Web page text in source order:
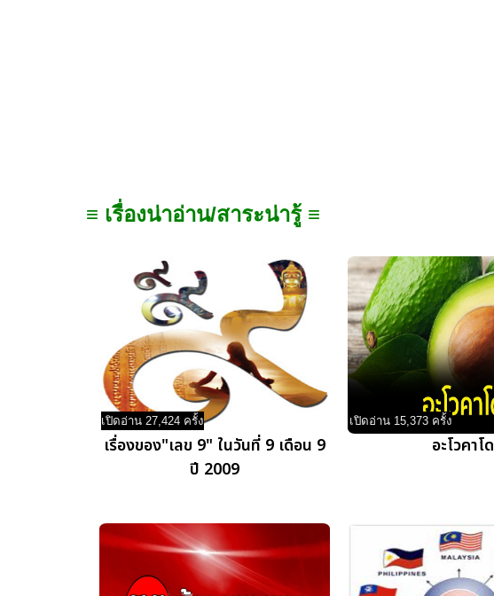
≡ เรื่องน่าอ่าน/สาระน่ารู้ ≡
เปิดอ่าน 27,424 ครั้ง
เรื่องของ"เลข 9" ในวันที่ 9 เดือน 9
ปี 2009
เปิดอ่าน 15,373 ครั้ง
อะโวคาโด